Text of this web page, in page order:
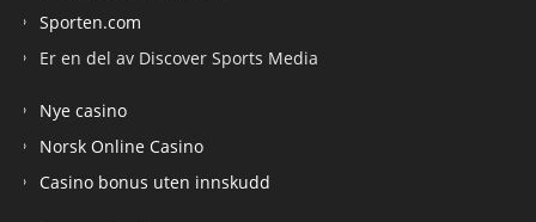
Sporten.com
Er en del av Discover Sports Media
Nye casino
Norsk Online Casino
Casino bonus uten innskudd